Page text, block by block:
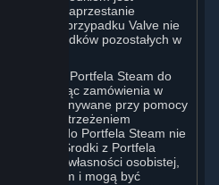
lub zaprzestanie
W takim przypadku Valve nie
środków pozostałych w
środki z Portfela Steam do
składając zamówienia w
wykonywane przy pomocy
Z zastrzeżeniem
dodane do Portfela Steam nie
Środki z Portfela
prawa własności osobistej,
Steam i mogą być